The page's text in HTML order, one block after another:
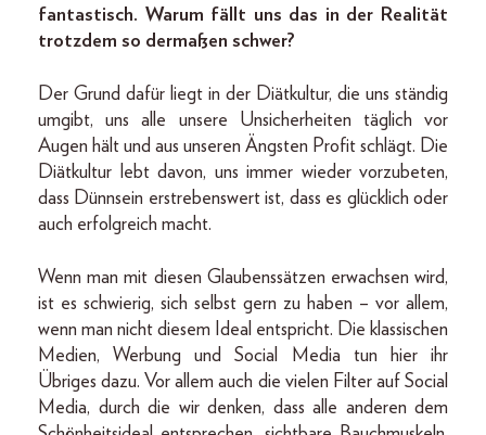
fantastisch. Warum fällt uns das in der Realität
trotzdem so dermaßen schwer?
Der Grund dafür liegt in der Diätkultur, die uns ständig
umgibt, uns alle unsere Unsicherheiten täglich vor
Augen hält und aus unseren Ängsten Profit schlägt. Die
Diätkultur lebt davon, uns immer wieder vorzubeten,
dass Dünnsein erstrebenswert ist, dass es glücklich oder
auch erfolgreich macht.
Wenn man mit diesen Glaubenssätzen erwachsen wird,
ist es schwierig, sich selbst gern zu haben – vor allem,
wenn man nicht diesem Ideal entspricht. Die klassischen
Medien, Werbung und Social Media tun hier ihr
Übriges dazu. Vor allem auch die vielen Filter auf Social
Media, durch die wir denken, dass alle anderen dem